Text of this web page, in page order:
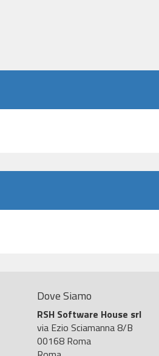
Dove Siamo
RSH Software House srl
via Ezio Sciamanna 8/B
00168 Roma